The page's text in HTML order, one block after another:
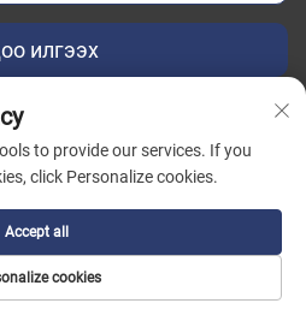
илгээх
Co., Ltd. |
to provide our services. If you
click Personalize cookies.
cookies
Accept all